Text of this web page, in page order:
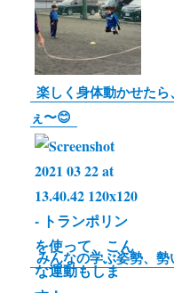
楽しく身体動かせた
ぇ〜😊
みんなの学ぶ姿勢、勢